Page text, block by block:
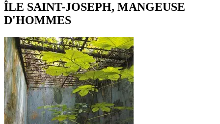
ÎLE SAINT-JOSEPH, MANGEUSE
D'HOMMES